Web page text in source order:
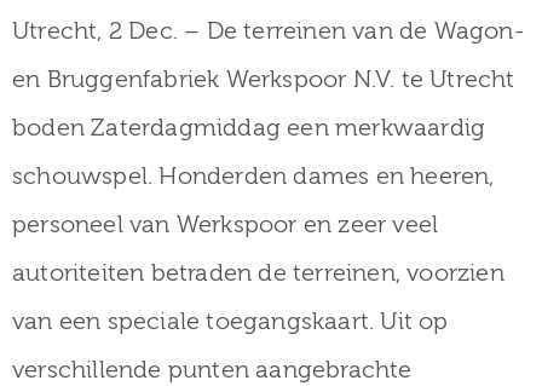
Utrecht, 2 Dec. – De terreinen van de Wagon-
en Bruggenfabriek Werkspoor N.V. te Utrecht
boden Zaterdagmiddag een merkwaardig
schouwspel. Honderden dames en heeren,
personeel van Werkspoor en zeer veel
autoriteiten betraden de terreinen, voorzien
van een speciale toegangskaart. Uit op
verschillende punten aangebrachte